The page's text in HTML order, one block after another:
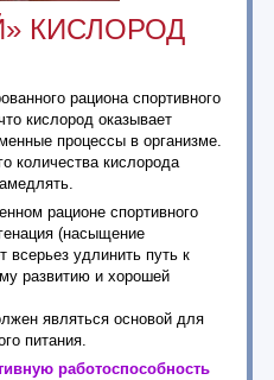
КИСЛОРОД
рациона спортивного
кислород оказывает
процессы в организме.
количества кислорода
рационе спортивного
(насыщение
всерьез удлинить путь к
развитию и хорошей
являться основой для
питания.
работоспособность